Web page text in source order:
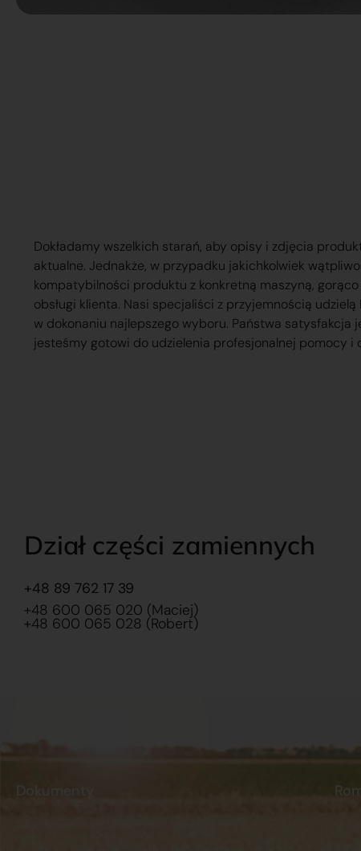
Dokładamy wszelkich starań, aby opisy i zdjęcia
aktualne. Jednakże, w przypadku jakichkolwiek
kompatybilności produktu z konkretną maszyną,
obsługi klienta. Nasi specjaliści z przyjemnością
w dokonaniu najlepszego wyboru. Państwa
jesteśmy gotowi do udzielenia profesjonalnej pomocy i
Dział części zamiennych
+48 89 762 17 39
+48 600 065 020 (Maciej)
+48 600 065 028 (Robert)
Dokumenty